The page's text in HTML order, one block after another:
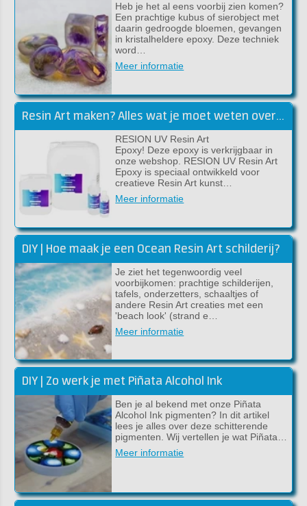
Heb je het al eens voorbij zien komen?
Een prachtige kubus of sierobject met
daarin gedroogde bloemen, gevangen
in kristalheldere epoxy. Deze techniek
word…
Meer informatie
Resin Art maken? Alles wat je moet weten over RESION UV Resin Art Epoxy
RESION UV Resin Art
Epoxy! Deze epoxy is verkrijgbaar in
onze webshop. RESION UV Resin Art
Epoxy is speciaal ontwikkeld voor
creatieve Resin Art kunst…
Meer informatie
DIY | Hoe maak je een Ocean Resin Art schilderij?
Je ziet het tegenwoordig veel
voorbijkomen: prachtige schilderijen,
tafels, onderzetters, schaaltjes of
andere Resin Art creaties met een
'beach look' (strand e…
Meer informatie
DIY | Zo werk je met Piñata Alcohol Ink
Ben je al bekend met onze Piñata
Alcohol Ink pigmenten? In dit artikel
lees je alles over deze schitterende
pigmenten. Wij vertellen je wat Piñata…
Meer informatie